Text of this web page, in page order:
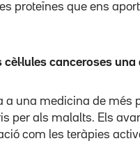
proteïnes que ens
canceroses una
a una medicina de més
per als malalts. Els
com les teràpies